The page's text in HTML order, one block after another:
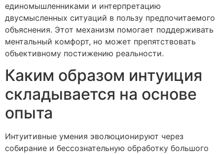
единомышленниками и интерпретацию
двусмысленных ситуаций в пользу предпочитаемого
объяснения. Этот механизм помогает поддерживать
ментальный комфорт, но может препятствовать
объективному постижению реальности.
Каким образом интуиция
складывается на основе
опыта
Интуитивные умения эволюционируют через
собирание и бессознательную обработку большого